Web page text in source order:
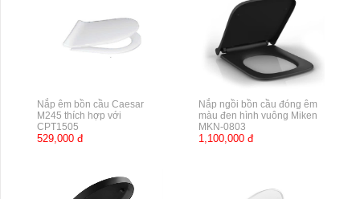
Nắp êm bồn cầu Caesar
M245 thích hợp với
CPT1505
529,000 đ
Nắp ngồi bồn cầu đóng êm
màu đen hình vuông Miken
MKN-0803
1,100,000 đ